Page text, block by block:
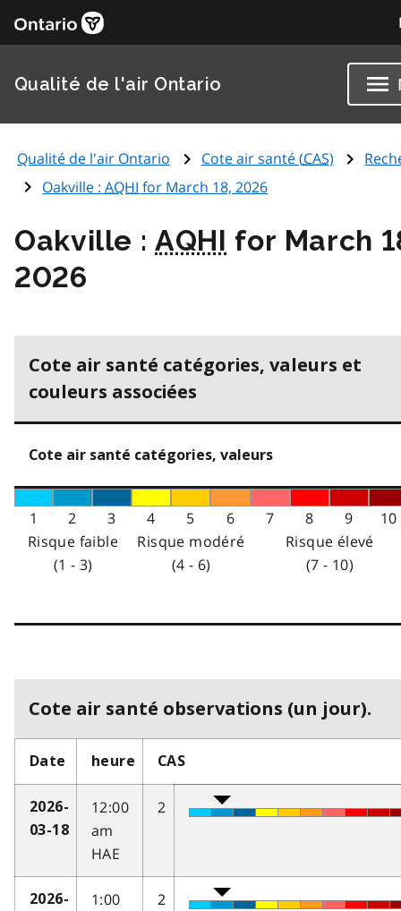
Qualité de l'air Ontario
Qualité de l'air Ontario Cote air santé (CAS)
Oakville :AQHI for March 18, 2026
Oakville :AQHI for March
2026
Cote air santé catégories, valeurs et
couleurs associées
Cote air santé catégories, valeurs
1 2 3 4 5 6 7 8 9
10
Risque faible
(1 - 3)
Risque modéré
(4 - 6)
Risque élevé
(7 - 10)
Cote air santé observations (un jour).
Date heure CAS
2026-
03-18
12:00
am
HAE
2
2026-
1:00
2